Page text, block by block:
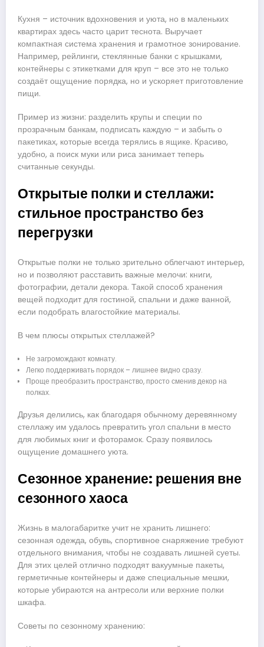
Кухня – источник вдохновения и уюта, но в маленьких
квартирах здесь часто царит теснота. Выручает
компактная система хранения и грамотное зонирование.
Например, рейлинги, стеклянные банки с крышками,
контейнеры с этикетками для круп – все это не только
создаёт ощущение порядка, но и ускоряет приготовление
пищи.
Пример из жизни: разделить крупы и специи по
прозрачным банкам, подписать каждую – и забыть о
пакетиках, которые всегда терялись в ящике. Красиво,
удобно, а поиск муки или риса занимает теперь
считанные секунды.
Открытые полки и стеллажи:
стильное пространство без
перегрузки
Открытые полки не только зрительно облегчают интерьер,
но и позволяют расставить важные мелочи: книги,
фотографии, детали декора. Такой способ хранения
вещей подходит для гостиной, спальни и даже ванной,
если подобрать влагостойкие материалы.
В чем плюсы открытых стеллажей?
Не загромождают комнату.
Легко поддерживать порядок – лишнее видно сразу.
Проще преобразить пространство, просто сменив декор на
полках.
Друзья делились, как благодаря обычному деревянному
стеллажу им удалось превратить угол спальни в место
для любимых книг и фоторамок. Сразу появилось
ощущение домашнего уюта.
Сезонное хранение: решения вне
сезонного хаоса
Жизнь в малогабаритке учит не хранить лишнего:
сезонная одежда, обувь, спортивное снаряжение требуют
отдельного внимания, чтобы не создавать лишней суеты.
Для этих целей отлично подходят вакуумные пакеты,
герметичные контейнеры и даже специальные мешки,
которые убираются на антресоли или верхние полки
шкафа.
Советы по сезонному хранению: